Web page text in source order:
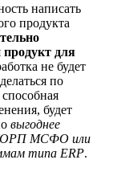
написать
продукта
продукт для
не будет
по
будет
выгоднее
КОРП МСФО или
типа ERP.